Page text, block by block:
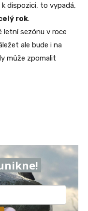
dispozici, to vypadá,
rok.
letní sezónu v roce
ale bude i na
může zpomalit